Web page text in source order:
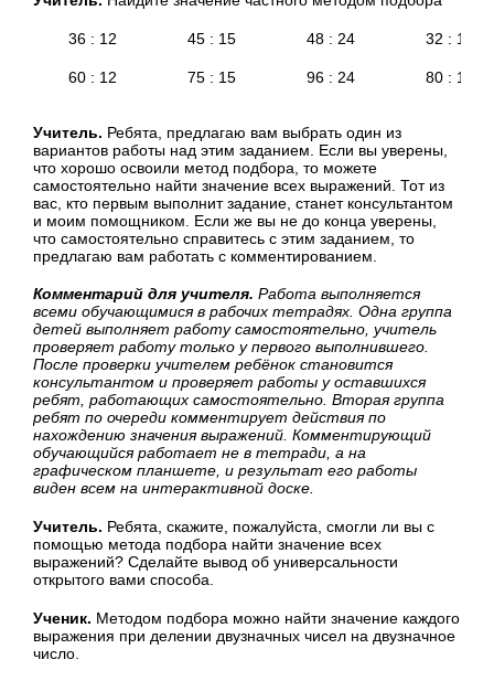
36 : 12 45 : 15 48 : 24 32 : 16
60 : 12 75 : 15 96 : 24 80 : 16
Учитель. Ребята, предлагаю вам выбрать один из
вариантов работы над этим заданием. Если вы уверены,
что хорошо освоили метод подбора, то можете
самостоятельно найти значение всех выражений. Тот из
вас, кто первым выполнит задание, станет консультантом
и моим помощником. Если же вы не до конца уверены,
что самостоятельно справитесь с этим заданием, то
предлагаю вам работать с комментированием.
Комментарий для учителя. Работа выполняется
всеми обучающимися в рабочих тетрадях. Одна группа
детей выполняет работу самостоятельно, учитель
проверяет работу только у первого выполнившего.
После проверки учителем ребёнок становится
консультантом и проверяет работы у оставшихся
ребят, работающих самостоятельно. Вторая группа
ребят по очереди комментирует действия по
нахождению значения выражений. Комментирующий
обучающийся работает не в тетради, а на
графическом планшете, и результат его работы
виден всем на интерактивной доске.
Учитель. Ребята, скажите, пожалуйста, смогли ли вы с
помощью метода подбора найти значение всех
выражений? Сделайте вывод об универсальности
открытого вами способа.
Ученик. Методом подбора можно найти значение каждого
выражения при делении двузначных чисел на двузначное
число.